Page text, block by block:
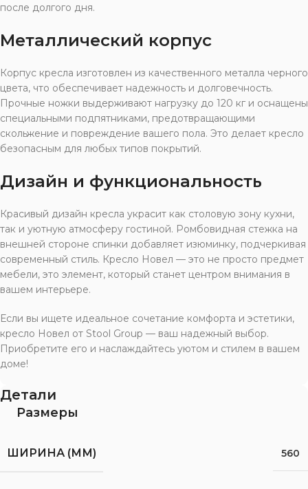
после долгого дня.
Металлический корпус
Корпус кресла изготовлен из качественного металла черного
цвета, что обеспечивает надежность и долговечность.
Прочные ножки выдерживают нагрузку до 120 кг и оснащены
специальными подпятниками, предотвращающими
скольжение и повреждение вашего пола. Это делает кресло
безопасным для любых типов покрытий.
Дизайн и функциональность
Красивый дизайн кресла украсит как столовую зону кухни,
так и уютную атмосферу гостиной. Ромбовидная стежка на
внешней стороне спинки добавляет изюминку, подчеркивая
современный стиль. Кресло Новел — это не просто предмет
мебели, это элемент, который станет центром внимания в
вашем интерьере.
Если вы ищете идеальное сочетание комфорта и эстетики,
кресло Новел от Stool Group — ваш надежный выбор.
Приобретите его и наслаждайтесь уютом и стилем в вашем
доме!
Детали
Размеры
ШИРИНА (ММ) 560